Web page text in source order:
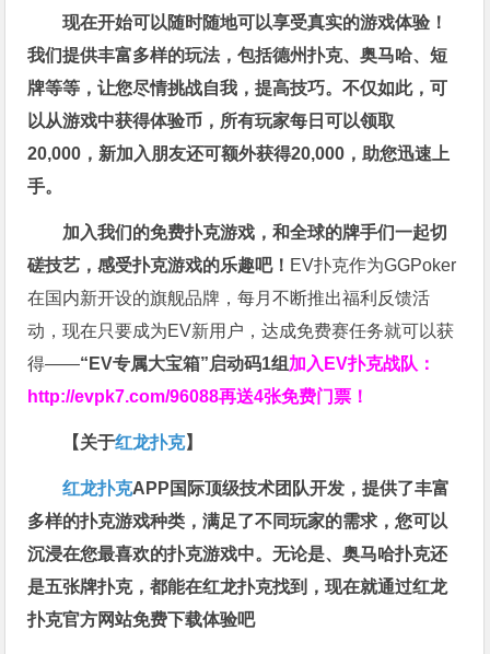
现在开始可以随时随地可以享受真实的游戏体验！
我们提供丰富多样的玩法，包括德州扑克、奥马哈、短
牌等等，让您尽情挑战自我，提高技巧。不仅如此，可
以从游戏中获得体验币，所有玩家每日可以领取
20,000，新加入朋友还可额外获得20,000，助您迅速上
手。
加入我们的免费扑克游戏，和全球的牌手们一起切
磋技艺，感受扑克游戏的乐趣吧！ EV扑克作为GGPoker
在国内新开设的旗舰品牌，每月不断推出福利反馈活
动，现在只要成为EV新用户，达成免费赛任务就可以获
得——“EV专属大宝箱”启动码1组 加入EV扑克战队：
http://evpk7.com/96088再送4张免费门票！
【关于红龙扑克】
红龙扑克APP国际顶级技术团队开发，提供了丰富
多样的扑克游戏种类，满足了不同玩家的需求，您可以
沉浸在您最喜欢的扑克游戏中。无论是、奥马哈扑克还
是五张牌扑克，都能在红龙扑克找到，现在就通过红龙
扑克官方网站免费下载体验吧